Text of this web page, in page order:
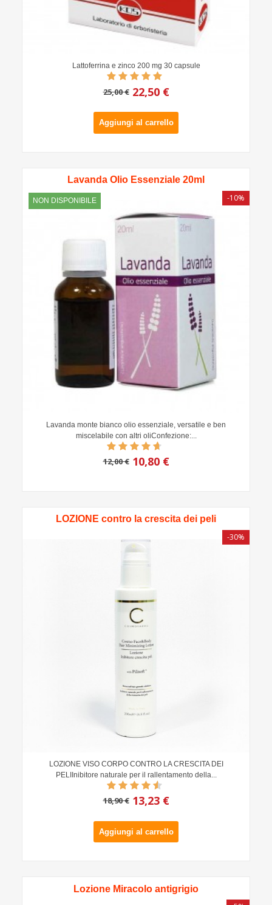
Lattoferrina e zinco 200 mg 30 capsule
25,00 € 22,50 €
Aggiungi al carrello
NON DISPONIBILE
Lavanda Olio Essenziale 20ml
Lavanda monte bianco olio essenziale, versatile e ben
miscelabile con altri oliConfezione:...
12,00 €
-10%
10,80 €
LOZIONE contro la crescita dei peli
LOZIONE VISO CORPO CONTRO LA CRESCITA DEI
PELIInibitore naturale per il rallentamento della...
18,90 €
-30%
13,23 €
Aggiungi al carrello
Lozione Miracolo antigrigio